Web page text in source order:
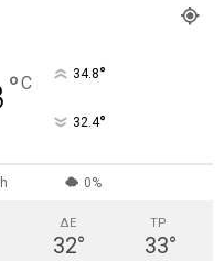
°C 34.8°
32.4°
0%
ΔΕ
32°
ΤΡ
33°